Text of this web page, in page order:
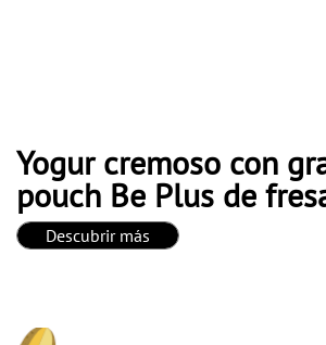
Yogur cremoso con
pouch Be Plus de
Descubrir más